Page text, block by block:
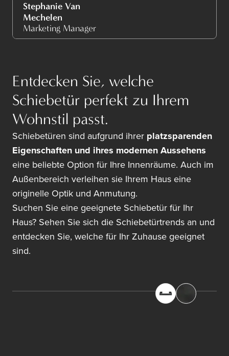
Stephanie Van
Mechelen
Marketing Manager
Entdecken Sie, welche
Schiebetür perfekt zu Ihrem
Wohnstil passt.
Schiebetüren sind aufgrund ihrer platzsparenden
Eigenschaften und ihres modernen Aussehens
eine beliebte Option für Ihre Innenräume. Auch im
Außenbereich verleihen sie Ihrem Haus eine
originelle Optik und Anmutung.
Suchen Sie eine geeignete Schiebetür für Ihr
Haus? Sehen Sie sich die Schiebetürtrends an und
entdecken Sie, welche für Ihr Zuhause geeignet
sind.